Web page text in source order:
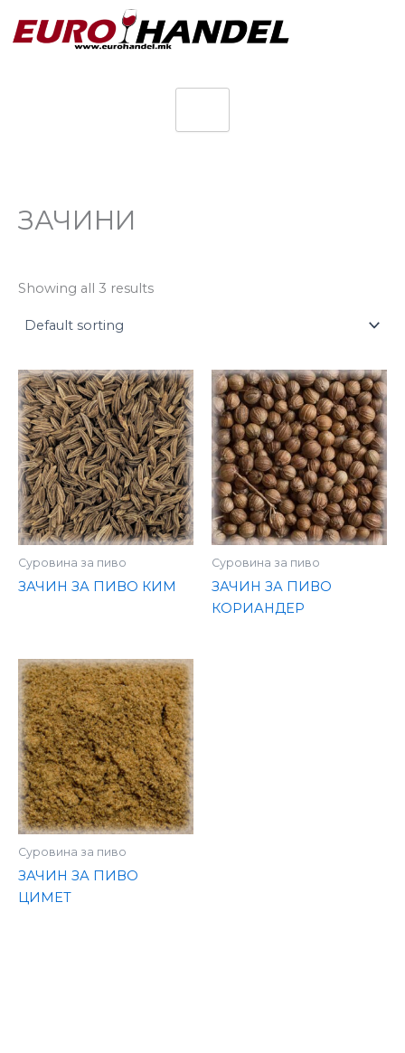
ЗАЧИНИ
Showing all 3 results
Суровина за пиво
ЗАЧИН ЗА ПИВО КИМ
Суровина за пиво
ЗАЧИН ЗА ПИВО
КОРИАНДЕР
Суровина за пиво
ЗАЧИН ЗА ПИВО
ЦИМЕТ